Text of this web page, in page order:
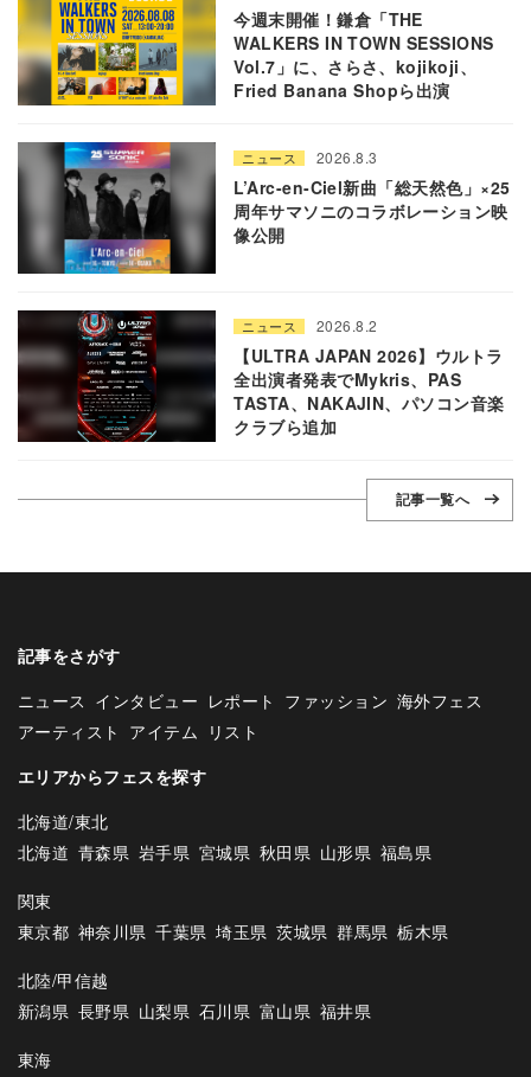
今週末開催！鎌倉「THE
WALKERS IN TOWN SESSIONS
Vol.7」に、さらさ、kojikoji、
Fried Banana Shopら出演
ニュース 2026.8.3
L’Arc-en-Ciel新曲「総天然色」×25
周年サマソニのコラボレーション映
像公開
ニュース 2026.8.2
【ULTRA JAPAN 2026】ウルトラ
全出演者発表でMykris、PAS
TASTA、NAKAJIN、パソコン音楽
クラブら追加
記事一覧へ
記事をさがす
ニュース インタビュー レポート ファッション 海外フェス
アーティスト アイテム リスト
エリアからフェスを探す
北海道/東北
北海道 青森県 岩手県 宮城県 秋田県 山形県 福島県
関東
東京都 神奈川県 千葉県 埼玉県 茨城県 群馬県 栃木県
北陸/甲信越
新潟県 長野県 山梨県 石川県 富山県 福井県
東海